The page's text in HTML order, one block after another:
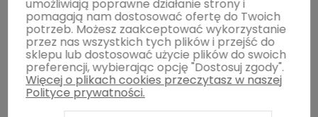
Moje konto
Gwarancja i zwroty
O firmie
umożliwiają poprawne działanie strony i
pomagają nam dostosować ofertę do Twoich
potrzeb. Możesz zaakceptować wykorzystanie
przez nas wszystkich tych plików i przejść do
sklepu lub dostosować użycie plików do swoich
preferencji, wybierając opcję "Dostosuj zgody".
Więcej o plikach cookies przeczytasz w naszej
Polityce prywatności.